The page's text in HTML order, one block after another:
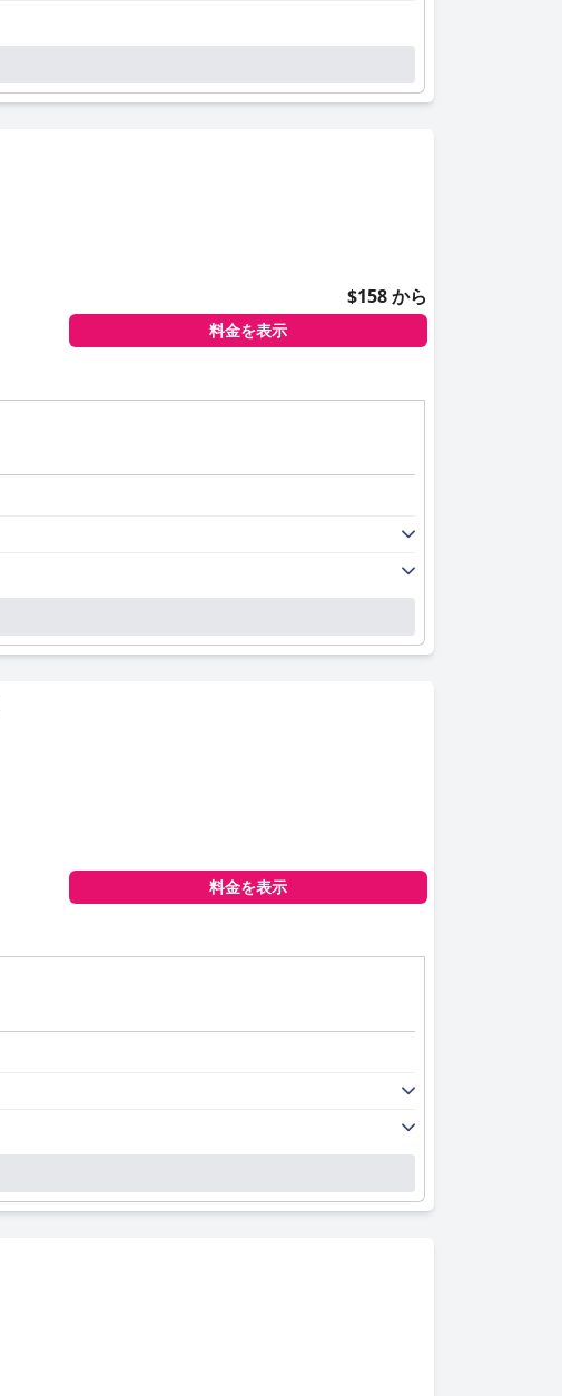
$158 から
料金を表示
料金を表示